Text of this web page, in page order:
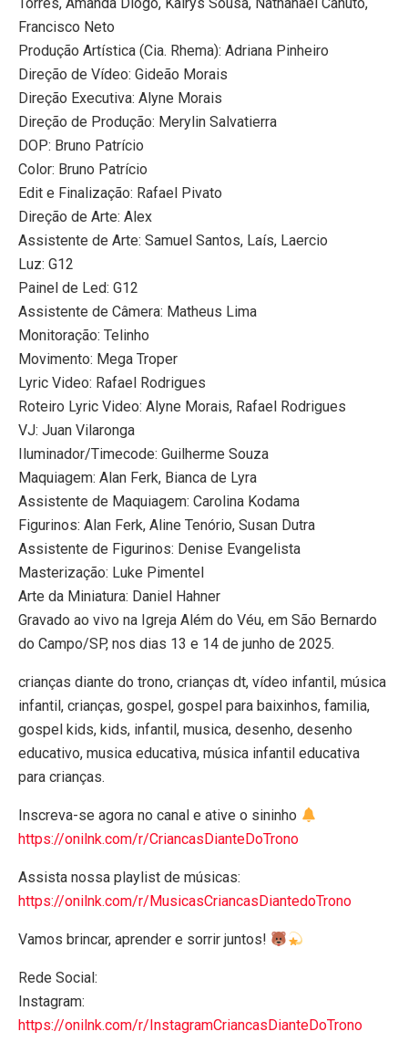
Francisco Neto
Produção Artística (Cia. Rhema): Adriana Pinheiro
Direção de Vídeo: Gideão Morais
Direção Executiva: Alyne Morais
Direção de Produção: Merylin Salvatierra
DOP: Bruno Patrício
Color: Bruno Patrício
Edit e Finalização: Rafael Pivato
Direção de Arte: Alex
Assistente de Arte: Samuel Santos, Laís, Laercio
Luz: G12
Painel de Led: G12
Assistente de Câmera: Matheus Lima
Monitoração: Telinho
Movimento: Mega Troper
Lyric Video: Rafael Rodrigues
Roteiro Lyric Video: Alyne Morais, Rafael Rodrigues
VJ: Juan Vilaronga
Iluminador/Timecode: Guilherme Souza
Maquiagem: Alan Ferk, Bianca de Lyra
Assistente de Maquiagem: Carolina Kodama
Figurinos: Alan Ferk, Aline Tenório, Susan Dutra
Assistente de Figurinos: Denise Evangelista
Masterização: Luke Pimentel
Arte da Miniatura: Daniel Hahner
Gravado ao vivo na Igreja Além do Véu, em São Bernardo
do Campo/SP, nos dias 13 e 14 de junho de 2025.
crianças diante do trono, crianças dt, vídeo infantil, música
infantil, crianças, gospel, gospel para baixinhos, familia,
gospel kids, kids, infantil, musica, desenho, desenho
educativo, musica educativa, música infantil educativa
para crianças.
Inscreva-se agora no canal e ative o sininho
https://onilnk.com/r/CriancasDianteDoTrono
Assista nossa playlist de músicas:
https://onilnk.com/r/MusicasCriancasDiantedoTrono
Vamos brincar, aprender e sorrir juntos!
Rede Social:
Instagram:
https://onilnk.com/r/InstagramCriancasDianteDoTrono